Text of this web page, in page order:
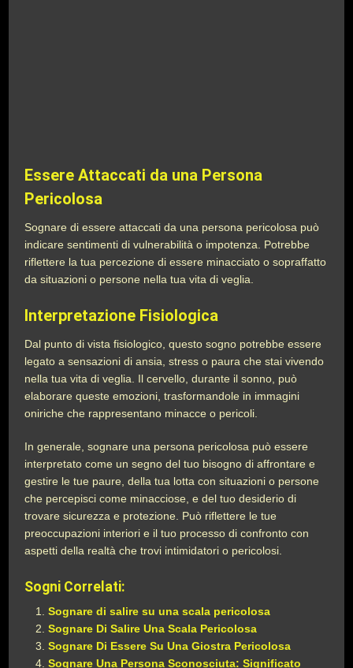
Essere Attaccati da una Persona
Pericolosa
Sognare di essere attaccati da una persona pericolosa può
indicare sentimenti di vulnerabilità o impotenza. Potrebbe
riflettere la tua percezione di essere minacciato o sopraffatto
da situazioni o persone nella tua vita di veglia.
Interpretazione Fisiologica
Dal punto di vista fisiologico, questo sogno potrebbe essere
legato a sensazioni di ansia, stress o paura che stai vivendo
nella tua vita di veglia. Il cervello, durante il sonno, può
elaborare queste emozioni, trasformandole in immagini
oniriche che rappresentano minacce o pericoli.
In generale, sognare una persona pericolosa può essere
interpretato come un segno del tuo bisogno di affrontare e
gestire le tue paure, della tua lotta con situazioni o persone
che percepisci come minacciose, e del tuo desiderio di
trovare sicurezza e protezione. Può riflettere le tue
preoccupazioni interiori e il tuo processo di confronto con
aspetti della realtà che trovi intimidatori o pericolosi.
Sogni Correlati:
Sognare di salire su una scala pericolosa
Sognare Di Salire Una Scala Pericolosa
Sognare Di Essere Su Una Giostra Pericolosa
Sognare Una Persona Sconosciuta: Significato